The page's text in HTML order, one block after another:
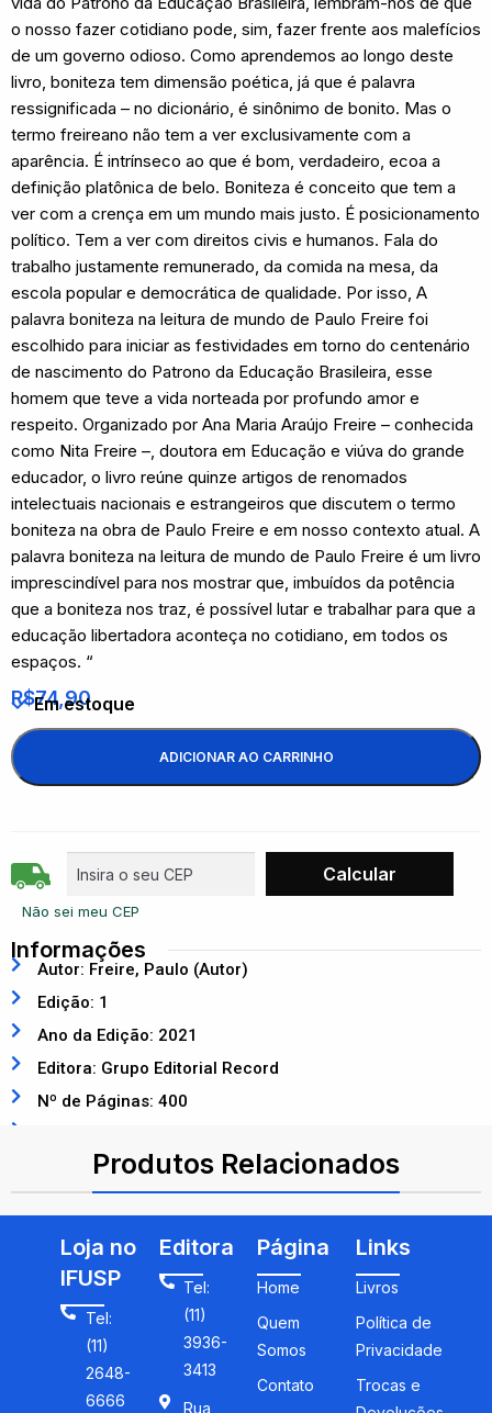
o nosso fazer cotidiano pode, sim, fazer frente aos malefícios
de um governo odioso. Como aprendemos ao longo deste
livro, boniteza tem dimensão poética, já que é palavra
ressignificada – no dicionário, é sinônimo de bonito. Mas o
termo freireano não tem a ver exclusivamente com a
aparência. É intrínseco ao que é bom, verdadeiro, ecoa a
definição platônica de belo. Boniteza é conceito que tem a
ver com a crença em um mundo mais justo. É posicionamento
político. Tem a ver com direitos civis e humanos. Fala do
trabalho justamente remunerado, da comida na mesa, da
escola popular e democrática de qualidade. Por isso, A
palavra boniteza na leitura de mundo de Paulo Freire foi
escolhido para iniciar as festividades em torno do centenário
de nascimento do Patrono da Educação Brasileira, esse
homem que teve a vida norteada por profundo amor e
respeito. Organizado por Ana Maria Araújo Freire – conhecida
como Nita Freire –, doutora em Educação e viúva do grande
educador, o livro reúne quinze artigos de renomados
intelectuais nacionais e estrangeiros que discutem o termo
boniteza na obra de Paulo Freire e em nosso contexto atual. A
palavra boniteza na leitura de mundo de Paulo Freire é um livro
imprescindível para nos mostrar que, imbuídos da potência
que a boniteza nos traz, é possível lutar e trabalhar para que a
educação libertadora aconteça no cotidiano, em todos os
espaços. “
R$74,90
Em estoque
ADICIONAR AO CARRINHO
Não sei meu CEP
Informações
Autor: Freire, Paulo (Autor)
Edição: 1
Ano da Edição: 2021
Editora: Grupo Editorial Record
Nº de Páginas: 400
Produtos Relacionados
Loja no
IFUSP
Tel:
(11)
2648-
6666
Editora
Tel:
(11)
3936-
3413
Rua
Página
Home
Quem
Somos
Contato
Links
Livros
Política de
Privacidade
Trocas e